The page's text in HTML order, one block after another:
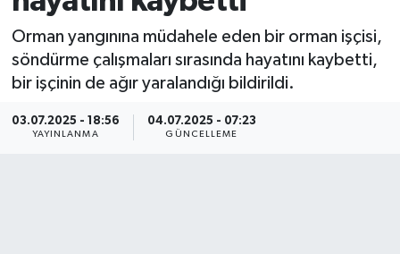
Orman yangınına müdahele eden bir orman işçisi,
söndürme çalışmaları sırasında hayatını kaybetti,
bir işçinin de ağır yaralandığı bildirildi.
03.07.2025 - 18:56
YAYINLANMA
04.07.2025 - 07:23
GÜNCELLEME
POLİTİKA
Programlar